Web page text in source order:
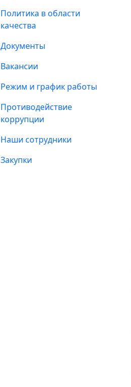
Политика в области
качества
Документы
Вакансии
Режим и график работы
Противодействие
коррупции
Наши сотрудники
Закупки